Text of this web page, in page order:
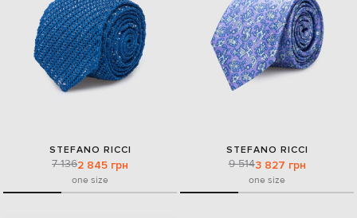
STEFANO RICCI
7 1362 845 грн
one size
STEFANO RICCI
9 5143 827 грн
one size